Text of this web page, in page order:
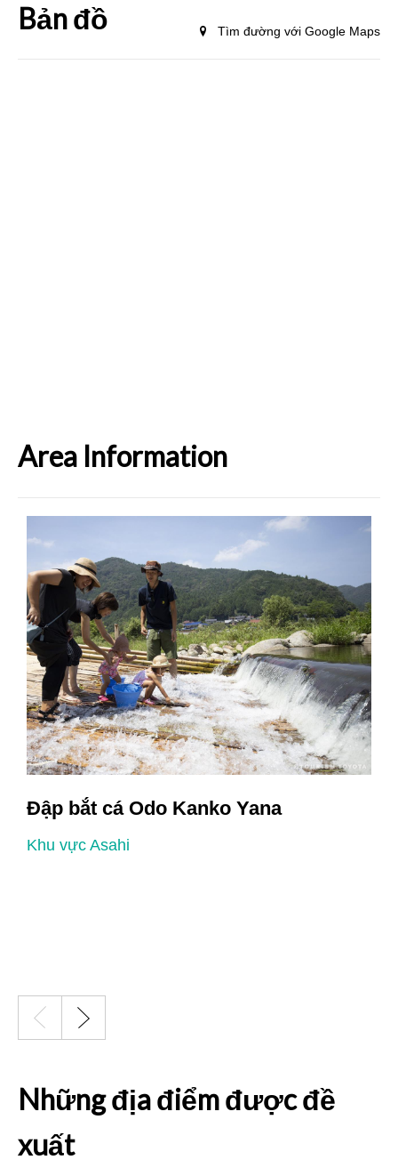
Bản đồ Tìm đường với Google Maps
Area Information
Đập bắt cá Odo Kanko Yana
Khu vực Asahi
Những địa điểm được đề
xuất